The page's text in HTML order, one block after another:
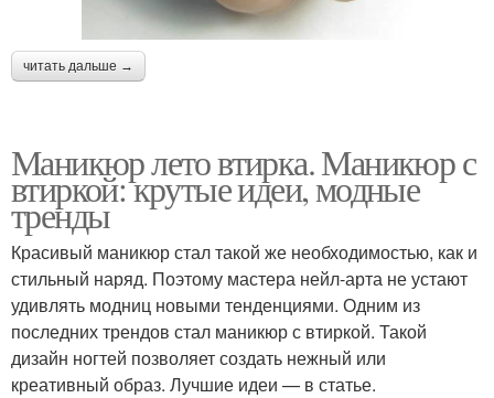
читать дальше →
Маникюр лето втирка. Маникюр с
втиркой: крутые идеи, модные
тренды
Красивый маникюр стал такой же необходимостью, как и
стильный наряд. Поэтому мастера нейл-арта не устают
удивлять модниц новыми тенденциями. Одним из
последних трендов стал маникюр с втиркой. Такой
дизайн ногтей позволяет создать нежный или
креативный образ. Лучшие идеи — в статье.